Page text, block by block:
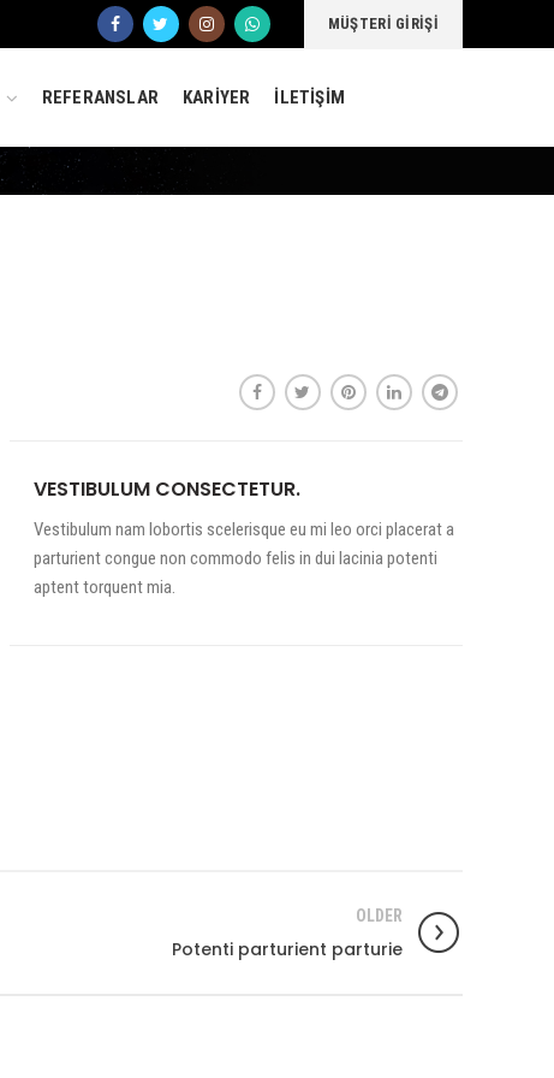
MÜŞTERİ GİRİŞİ
REFERANSLAR KARİYER İLETİŞİM
VESTIBULUM CONSECTETUR.
Vestibulum nam lobortis scelerisque eu mi leo orci placerat a
parturient congue non commodo felis in dui lacinia potenti
aptent torquent mia.
OLDER
Potenti parturient parturie